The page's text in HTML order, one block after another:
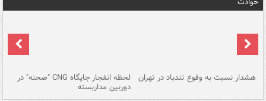
هشدار نسبت به وفوع تندباد در تهران لحظه انفجار جایگاه CNG "صحنه" در
دوربین مداربسته